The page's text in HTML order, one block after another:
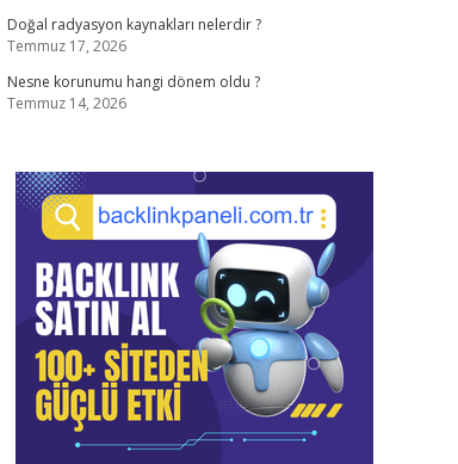
Doğal radyasyon kaynakları nelerdir ?
Temmuz 17, 2026
Nesne korunumu hangi dönem oldu ?
Temmuz 14, 2026